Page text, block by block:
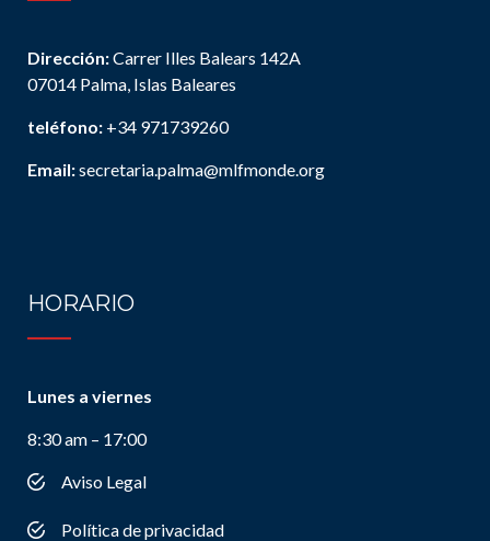
Dirección:Carrer Illes Balears 142A
07014 Palma, Islas Baleares
teléfono: +34 971739260
Email:secretaria.palma@mlfmonde.org
HORARIO
Lunes a viernes
8:30 am – 17:00
Aviso Legal
Política de privacidad